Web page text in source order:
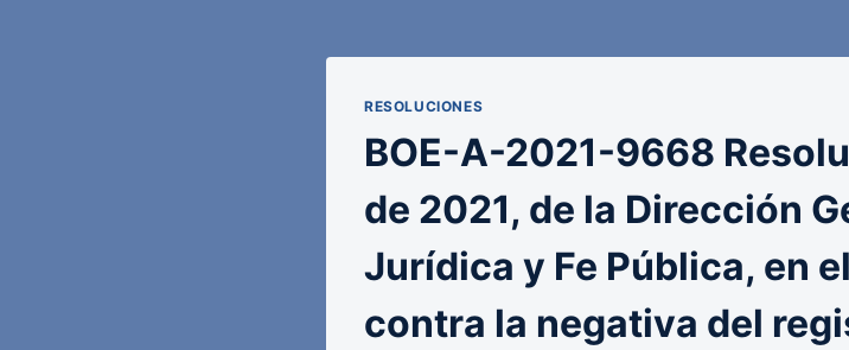
RESOLUCIONES
BOE-A-2021-9668
de 2021, de la Dirección
Jurídica y Fe Pública, en
contra la negativa del